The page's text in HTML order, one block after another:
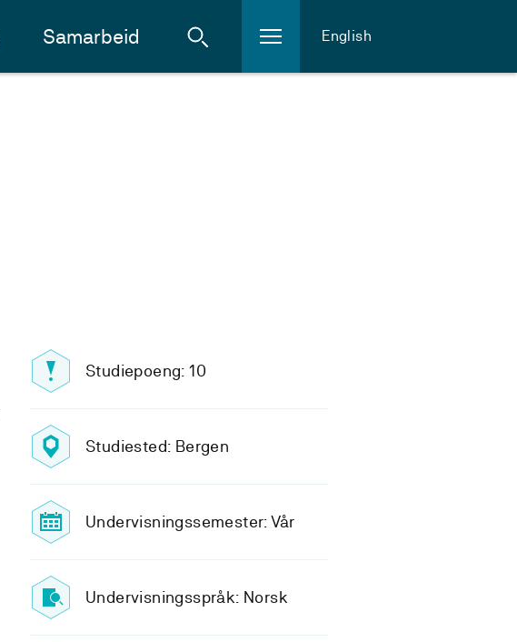
Samarbeid English
Studiepoeng: 10
Studiested: Bergen
Undervisningssemester: Vår
Undervisningsspråk: Norsk